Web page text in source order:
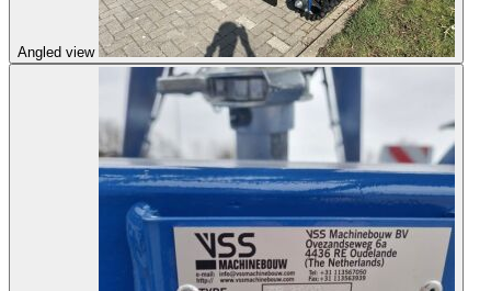
Angled view